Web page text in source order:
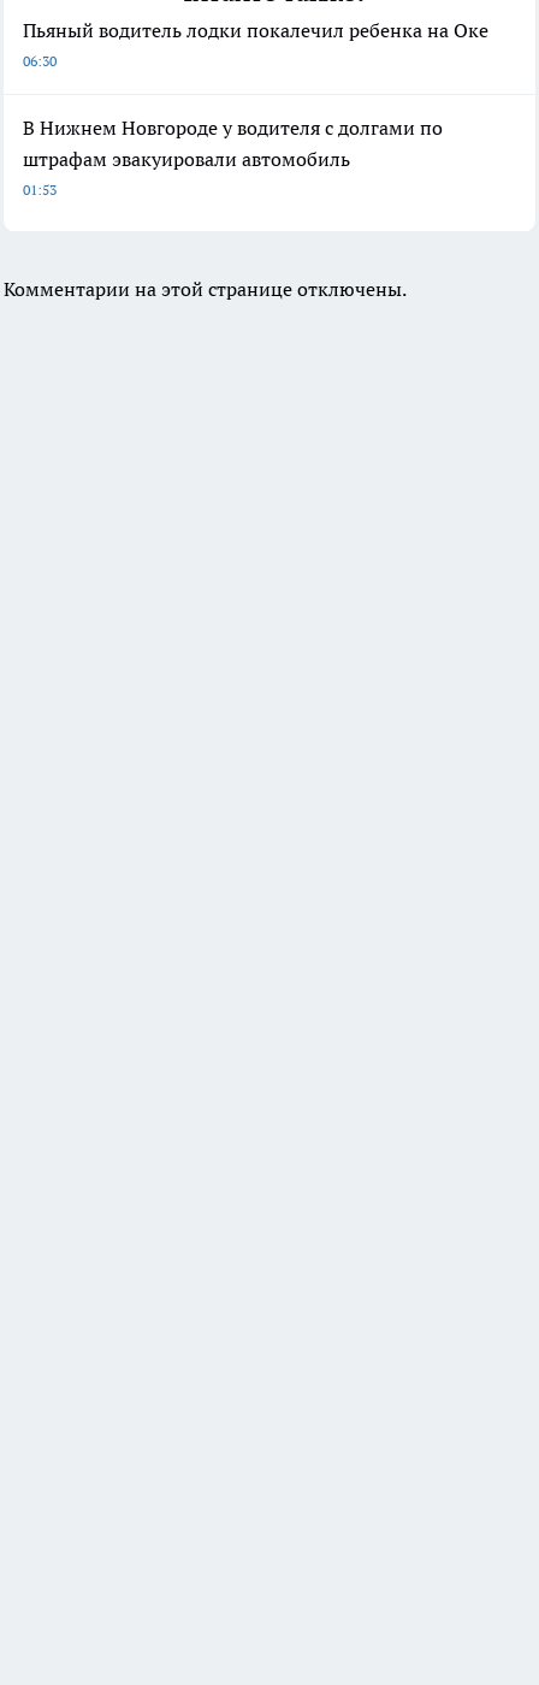
Пьяный водитель лодки покалечил ребенка на Оке
06:30
В Нижнем Новгороде у водителя с долгами по
штрафам эвакуировали автомобиль
01:53
Комментарии на этой странице отключены.